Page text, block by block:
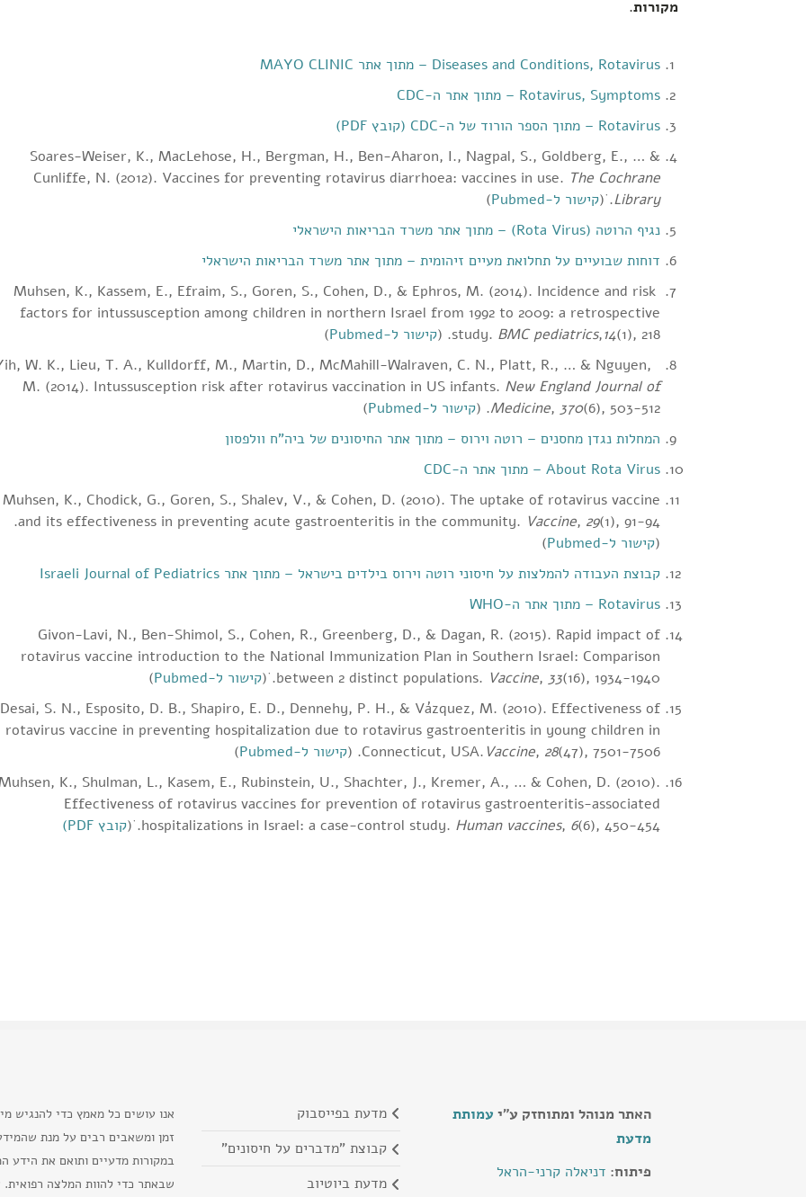
מקורות.‏
Diseases and Conditions, Rotavirus – מתוך אתר MAYO CLINIC
Rotavirus, Symptoms – מתוך אתר ה-CDC
Rotavirus – מתוך הספר הורוד של ה-CDC (קובץ PDF)
Soares‐Weiser, K., MacLehose, H., Bergman, H., Ben‐Aharon, I., Nagpal, S., Goldberg, E., … &
Cunliffe, N. (2012). Vaccines for preventing rotavirus diarrhoea: vaccines in use. The Cochrane
Library. ׁ(קישור ל-Pubmed
)
נגיף הרוטה (Rota Virus) – מתוך אתר משרד הבריאות הישראלי
דוחות שבועיים על תחלואת מעיים זיהומית – מתוך אתר משרד הבריאות הישראלי
Muhsen, K., Kassem, E., Efraim, S., Goren, S., Cohen, D., & Ephros, M. (2014). Incidence and risk
factors for intussusception among children in northern Israel from 1992 to 2009: a retrospective
study. BMC pediatrics,14(1), 218. ( קישור ל-Pubmed
)
W. K., Lieu, T. A., Kulldorff, M., Martin, D., McMahill-Walraven, C. N., Platt, R., … & Nguyen,
M. (2014). Intussusception risk after rotavirus vaccination in US infants. New England Journal of
Medicine, 370(6), 503-512. ( קישור ל-Pubmed
)
המחלות נגדן מחסנים – רוטה וירוס – מתוך אתר החיסונים של ביה"ח וולפסון
About Rota Virus – מתוך אתר ה-CDC
Muhsen, K., Chodick, G., Goren, S., Shalev, V., & Cohen, D. (2010). The uptake of rotavirus vaccine
and its effectiveness in preventing acute gastroenteritis in the community. Vaccine, 29
(1), 91-94.
(קישור ל-Pubmed
)
קבוצת העבודה להמלצות על חיסוני רוטה וירוס בילדים בישראל – מתוך אתר Israeli Journal of Pediatrics
Rotavirus – מתוך אתר ה-WHO
Givon-Lavi, N., Ben-Shimol, S., Cohen, R., Greenberg, D., & Dagan, R. (2015). Rapid impact of
rotavirus vaccine introduction to the National Immunization Plan in Southern Israel: Comparison
between 2 distinct populations. Vaccine, 33(16), 1934-1940. ׁ( קישור ל-Pubmed
)
Desai, S. N., Esposito, D. B., Shapiro, E. D., Dennehy, P. H., & Vázquez, M. (2010). Effectiveness of
rotavirus vaccine in preventing hospitalization due to rotavirus gastroenteritis in young children in
Connecticut, USA.Vaccine, 28(47), 7501-7506. ( קישור ל-Pubmed
)
K., Shulman, L., Kasem, E., Rubinstein, U., Shachter, J., Kremer, A., … & Cohen, D. (2010).
Effectiveness of rotavirus vaccines for prevention of rotavirus gastroenteritis-associated
hospitalizations in Israel: a case-control study. Human vaccines, 6(6), 450-454. ׁ( קובץ PDF)
האתר מנוהל ומתוחזק ע"י עמותת
מדעת
פיתוח: דניאלה קרני-הראל
מדעת בפייסבוק
קבוצת "מדברים על חיסונים"
מדעת ביוטיוב
אנו עושים כל מאמץ כדי להנגיש
זמן ומשאבים רבים על מנת
במקורות מדעיים ותואם את הידע
שבאתר כדי להוות המלצה